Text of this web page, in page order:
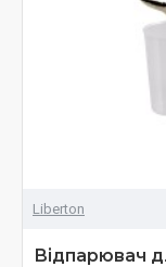
Liberton
Відпарювач